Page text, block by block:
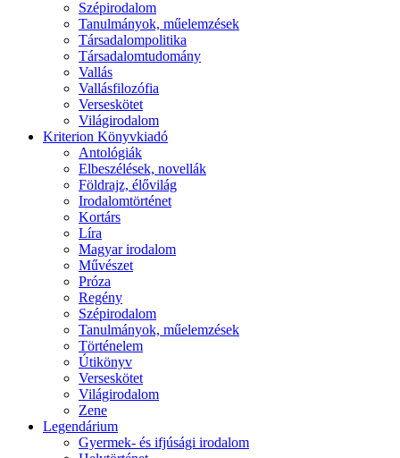
Szépirodalom
Tanulmányok, műelemzések
Társadalompolitika
Társadalomtudomány
Vallás
Vallásfilozófia
Verseskötet
Világirodalom
Kriterion Könyvkiadó
Antológiák
Elbeszélések, novellák
Földrajz, élővilág
Irodalomtörténet
Kortárs
Líra
Magyar irodalom
Művészet
Próza
Regény
Szépirodalom
Tanulmányok, műelemzések
Történelem
Útikönyv
Verseskötet
Világirodalom
Zene
Legendárium
Gyermek- és ifjúsági irodalom